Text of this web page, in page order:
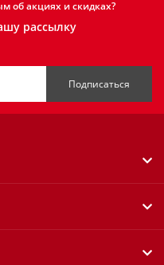
об акциях и скидках?
рассылку
Подписаться